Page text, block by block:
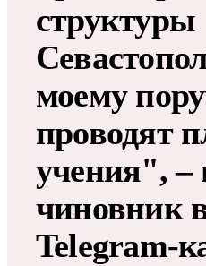
структуры
моему
проводят
учения", –
чиновник
Telegram-